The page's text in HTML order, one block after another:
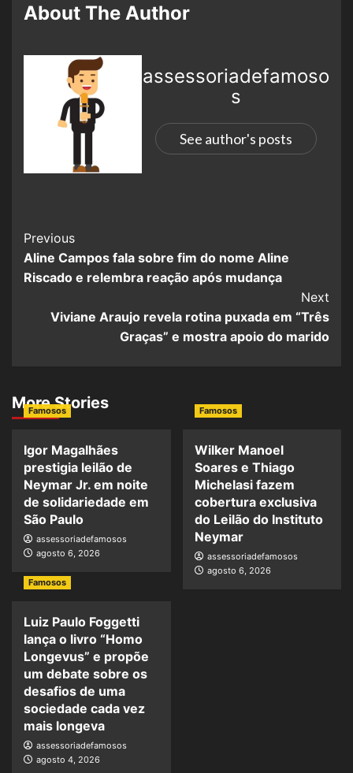
About The Author
assessoriadefamoso
s
See author's posts
Previous
Aline Campos fala sobre fim do nome Aline
Riscado e relembra reação após mudança
Next
Viviane Araujo revela rotina puxada em “Três
Graças” e mostra apoio do marido
More Stories
Famosos
Igor Magalhães
prestigia leilão de
Neymar Jr. em noite
de solidariedade em
São Paulo
assessoriadefamosos
agosto 6, 2026
Famosos
Wilker Manoel
Soares e Thiago
Michelasi fazem
cobertura exclusiva
do Leilão do Instituto
Neymar
assessoriadefamosos
agosto 6, 2026
Famosos
Luiz Paulo Foggetti
lança o livro “Homo
Longevus” e propõe
um debate sobre os
desafios de uma
sociedade cada vez
mais longeva
assessoriadefamosos
agosto 4, 2026